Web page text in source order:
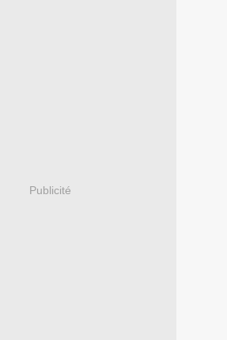
Publicité